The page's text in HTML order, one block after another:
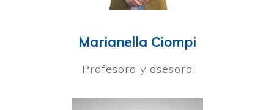
Marianella Ciompi
Profesora y asesora